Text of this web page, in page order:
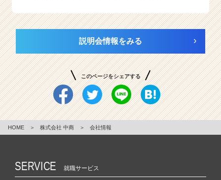
説明会情報をみる
このページをシェアする
HOME ＞ 株式会社 中商 ＞ 会社情報
SERVICE 就職サービス